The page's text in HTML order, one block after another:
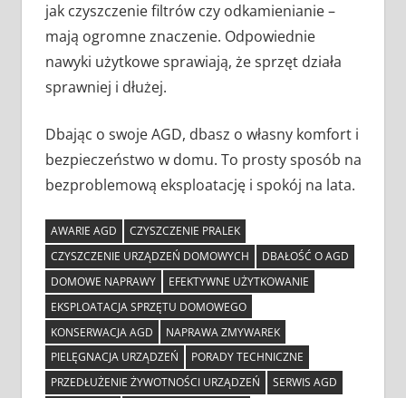
jak czyszczenie filtrów czy odkamienianie –
mają ogromne znaczenie. Odpowiednie
nawyki użytkowe sprawiają, że sprzęt działa
sprawniej i dłużej.
Dbając o swoje AGD, dbasz o własny komfort i
bezpieczeństwo w domu. To prosty sposób na
bezproblemową eksploatację i spokój na lata.
AWARIE AGD
CZYSZCZENIE PRALEK
CZYSZCZENIE URZĄDZEŃ DOMOWYCH
DBAŁOŚĆ O AGD
DOMOWE NAPRAWY
EFEKTYWNE UŻYTKOWANIE
EKSPLOATACJA SPRZĘTU DOMOWEGO
KONSERWACJA AGD
NAPRAWA ZMYWAREK
PIELĘGNACJA URZĄDZEŃ
PORADY TECHNICZNE
PRZEDŁUŻENIE ŻYWOTNOŚCI URZĄDZEŃ
SERWIS AGD